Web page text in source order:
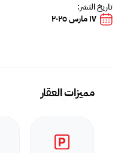
تاريخ النشر:
١٧ مارس ٢٠٢٥
مميزات العقار